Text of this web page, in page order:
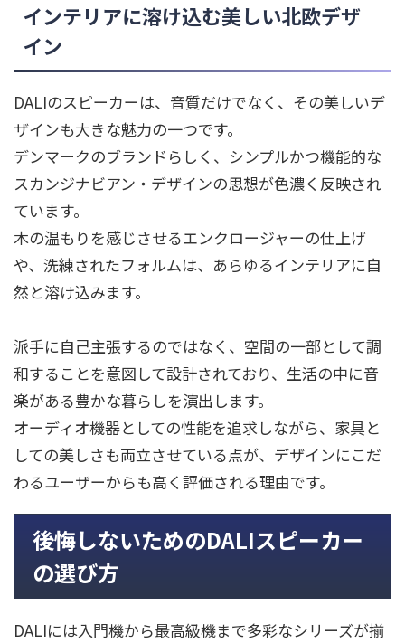
インテリアに溶け込む美しい北欧デザ
イン
DALIのスピーカーは、音質だけでなく、その美しいデ
ザインも大きな魅力の一つです。
デンマークのブランドらしく、シンプルかつ機能的な
スカンジナビアン・デザインの思想が色濃く反映され
ています。
木の温もりを感じさせるエンクロージャーの仕上げ
や、洗練されたフォルムは、あらゆるインテリアに自
然と溶け込みます。
派手に自己主張するのではなく、空間の一部として調
和することを意図して設計されており、生活の中に音
楽がある豊かな暮らしを演出します。
オーディオ機器としての性能を追求しながら、家具と
しての美しさも両立させている点が、デザインにこだ
わるユーザーからも高く評価される理由です。
後悔しないためのDALIスピーカー
の選び方
DALIには入門機から最高級機まで多彩なシリーズが揃